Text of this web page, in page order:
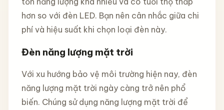
hơn so với đèn LED. Bạn nên cân nhắc giữa chi
phí và hiệu suất khi chọn loại đèn này.
Đèn năng lượng mặt trời
Với xu hướng bảo vệ môi trường hiện nay, đèn
năng lượng mặt trời ngày càng trở nên phổ
biến. Chúng sử dụng năng lượng mặt trời để